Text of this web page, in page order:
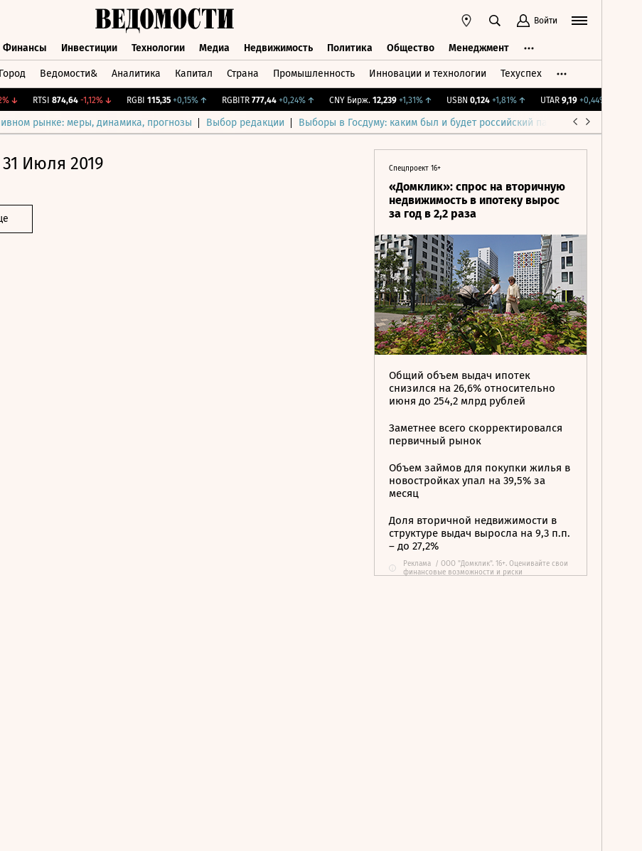
Войти
Финансы Инвестиции Технологии Медиа Недвижимость Политика Общество Менеджмент
Город Ведомости& Аналитика Капитал Страна Промышленность Инновации и технологии Техуспех
RTSI 874,64 -1,12% ↓ RGBI 115,35 +0,15% ↑ RGBITR 777,44 +0,24%↑ CNY Бирж. 12,239 +1,31%↑ USBN 0,124 +1,81%↑ UTAR 9,19 +0,44%↑
рынке: меры, динамика, прогнозы Выбор редакции Выборы в Госдуму: каким был и будет российский парламент
31 Июля 2019 Спецпроект 16+
«Домклик»: спрос на вторичную
недвижимость в ипотеку вырос
за год в 2,2 раза
Общий объем выдач ипотек
снизился на 26,6% относительно
июня до 254,2 млрд рублей
Заметнее всего скорректировался
первичный рынок
Объем займов для покупки жилья в
новостройках упал на 39,5% за
месяц
Доля вторичной недвижимости в
структуре выдач выросла на 9,3 п.п.
– до 27,2%
Реклама / ООО "Домклик". 16+. Оценивайте свои
финансовые возможности и риски